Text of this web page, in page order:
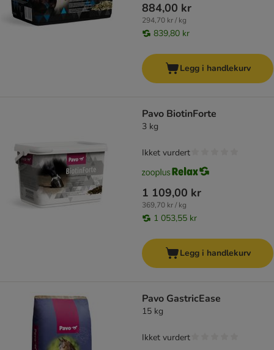
884,00 kr
294,70 kr / kg
839,80 kr
Legg i handlekurv
Pavo BiotinForte
3 kg
1 109,00 kr
369,70 kr / kg
1 053,55 kr
Ikket vurdert
Legg i handlekurv
Pavo GastricEase
15 kg
Ikket vurdert